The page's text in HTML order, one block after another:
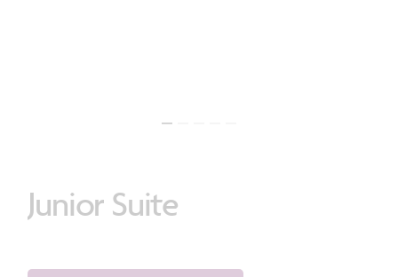
Junior Suite